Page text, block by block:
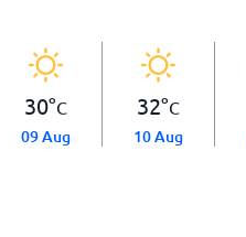
30°C
09 Aug
32°C
10 Aug